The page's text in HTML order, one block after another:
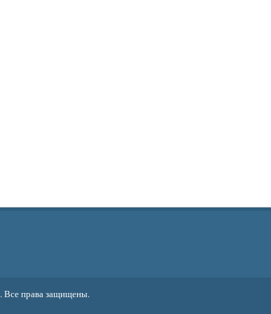
. Все права защищены.